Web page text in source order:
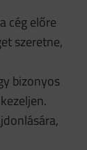
cég előre
szeretne,
bizonyos